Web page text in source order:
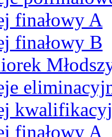
finałowy A
finałowy B
finałowy A